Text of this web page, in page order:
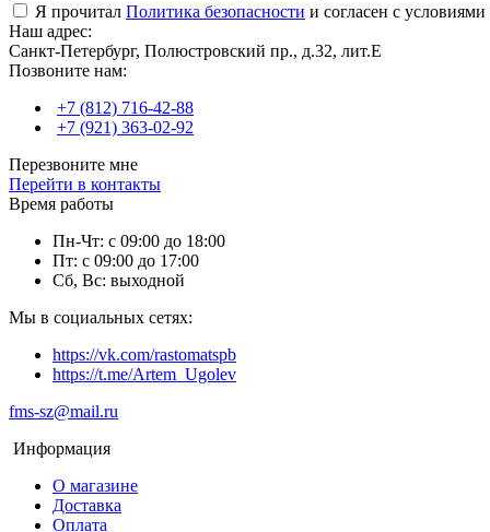
Я прочитал Политика безопасности и согласен с условиями
Наш адрес:
Санкт-Петербург, Полюстровский пр., д.32, лит.Е
Позвоните нам:
+7 (812) 716-42-88
+7 (921) 363-02-92
Перезвоните мне
Перейти в контакты
Время работы
Пн-Чт: с 09:00 до 18:00
Пт: с 09:00 до 17:00
Сб, Вс: выходной
Мы в социальных сетях:
https://vk.com/rastomatspb
https://t.me/Artem_Ugolev
fms-sz@mail.ru
Информация
О магазине
Доставка
Оплата